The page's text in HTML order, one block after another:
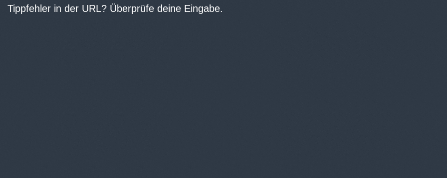
Tippfehler in der URL? Überprüfe deine Eingabe.